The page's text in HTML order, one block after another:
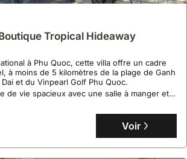
Tropical Hideaway
à Phu Quoc, cette villa offre un cadre
à moins de 5 kilomètres de la plage de Ganh
et du Vinpearl Golf Phu Quoc.
de vie spacieux avec une salle à manger et
ainsi que d'un jardin avec barbecue, pour
à proximité des attractions majeures comme
Voir